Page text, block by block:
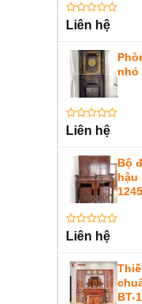
Được
xếp
0
5
sao
Liên hệ
nhỏ
Được
xếp
sao
Liên hệ
Bộ
hậu
1245
Được
xếp
0
5
sao
Liên hệ
BT-